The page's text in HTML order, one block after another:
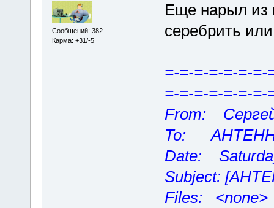
Сообщений: 382
Карма: +31/-5
Еще нарыл из
серебрить
=-=-=-=-=-=-=-
=-=-=-=-=-=-=-
From: Сергей
To:
Date:
Subject:
Files: <none>